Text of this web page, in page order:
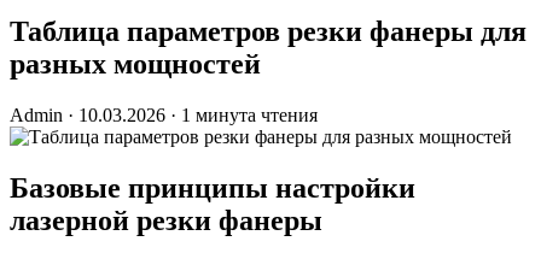
Таблица параметров резки фанеры для
разных мощностей
Admin · 10.03.2026 · 1 минута чтения
Базовые принципы настройки
лазерной резки фанеры